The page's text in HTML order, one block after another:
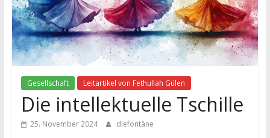
Gesellschaft Leitartikel von Fethullah Gülen
Die intellektuelle Tschille
25. November 2024 diefontäne